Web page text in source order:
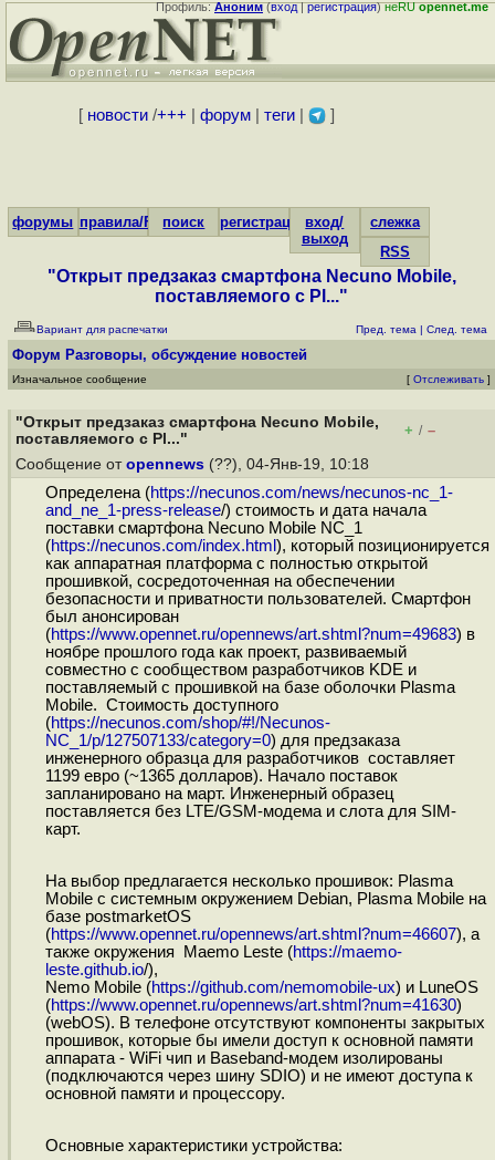
Профиль:Аноним(вход|регистрация)неRUopennet.me
[ новости/+++ форум| теги| ]
форумы правила/FAQпоиск регистрациявход/
выход
слежка
RSS
"Открыт предзаказ смартфона Necuno Mobile,
поставляемого с Pl..."
Вариант для распечатки Пред. тема | След. тема
Форум Разговоры, обсуждение новостей
Изначальное сообщение [ Отслеживать ]
"Открыт предзаказ смартфона Necuno Mobile,
поставляемого с Pl..."
+ / –
Сообщение от opennews (??), 04-Янв-19, 10:18
Определена (https://necunos.com/news/necunos-nc_1-
and_ne_1-press-release/) стоимость и дата начала
поставки смартфона Necuno Mobile NC_1
(https://necunos.com/index.html ), который позиционируется
как аппаратная платформа с полностью открытой
прошивкой, сосредоточенная на обеспечении
безопасности и приватности пользователей. Смартфон
был анонсирован
(https://www.opennet.ru/opennews/art.shtml?num=49683) в
ноябре прошлого года как проект, развиваемый
совместно с сообществом разработчиков KDE и
поставляемый с прошивкой на базе оболочки Plasma
Mobile. Стоимость доступного
(https://necunos.com/shop/#!/Necunos-
NC_1/p/127507133/category=0) для предзаказа
инженерного образца для разработчиков составляет
1199 евро (~1365 долларов). Начало поставок
запланировано на март. Инженерный образец
поставляется без LTE/GSM-модема и слота для SIM-
карт.
На выбор предлагается несколько прошивок: Plasma
Mobile с системным окружением Debian, Plasma Mobile на
базе postmarketOS
(https://www.opennet.ru/opennews/art.shtml?num=46607), а
также окружения Maemo Leste (https://maemo-
leste.github.io/),
Nemo Mobile (https://github.com/nemomobile-ux) и LuneOS
(https://www.opennet.ru/opennews/art.shtml?num=41630)
(webOS). В телефоне отсутствуют компоненты закрытых
прошивок, которые бы имели доступ к основной памяти
аппарата - WiFi чип и Baseband-модем изолированы
(подключаются через шину SDIO) и не имеют доступа к
основной памяти и процессору.
Основные характеристики устройства: